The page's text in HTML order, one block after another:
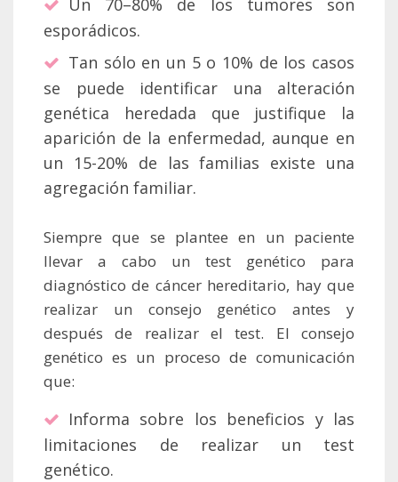
Un 70–80% de los tumores son
esporádicos.
Tan sólo en un 5 o 10% de los casos
se puede identificar una alteración
genética heredada que justifique la
aparición de la enfermedad, aunque en
un 15-20% de las familias existe una
agregación familiar.
Siempre que se plantee en un paciente
llevar a cabo un test genético para
diagnóstico de cáncer hereditario, hay que
realizar un consejo genético antes y
después de realizar el test. El consejo
genético es un proceso de comunicación
que:
Informa sobre los beneficios y las
limitaciones de realizar un test
genético.